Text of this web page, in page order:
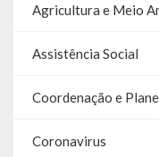
Agricultura e Meio
Assistência Social
Coordenação e
Coronavirus